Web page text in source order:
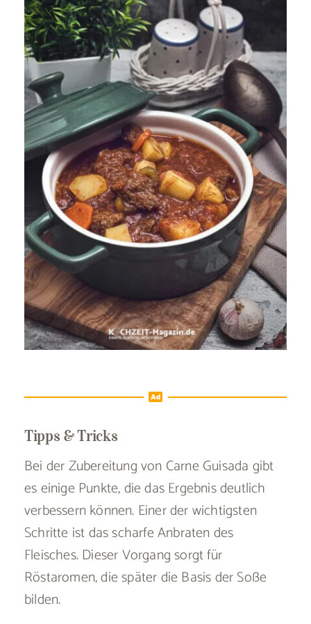
Tipps & Tricks
Bei der Zubereitung von Carne Guisada gibt
es einige Punkte, die das Ergebnis deutlich
verbessern können. Einer der wichtigsten
Schritte ist das scharfe Anbraten des
Fleisches. Dieser Vorgang sorgt für
Röstaromen, die später die Basis der Soße
bilden.